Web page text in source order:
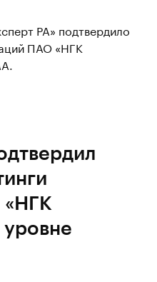
РА» подтвердило
ПАО «НГК
уровне